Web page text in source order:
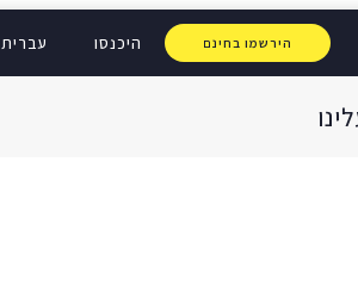
הירשמו בחינם היכנסו עברית